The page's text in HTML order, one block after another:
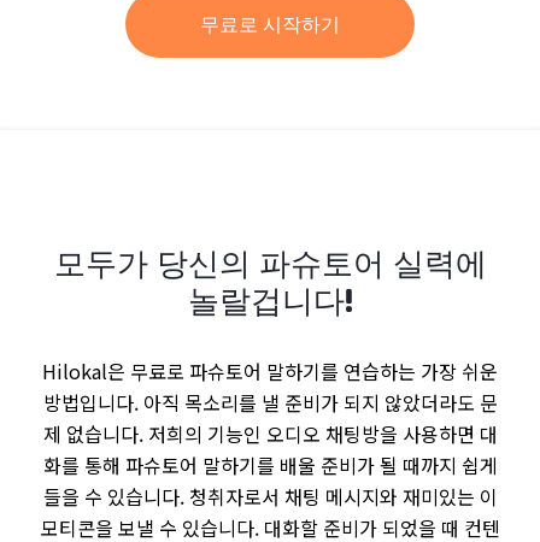
무료로 시작하기
모두가 당신의 파슈토어 실력에
놀랄겁니다!
Hilokal은 무료로 파슈토어 말하기를 연습하는 가장 쉬운
방법입니다. 아직 목소리를 낼 준비가 되지 않았더라도 문
제 없습니다. 저희의 기능인 오디오 채팅방을 사용하면 대
화를 통해 파슈토어 말하기를 배울 준비가 될 때까지 쉽게
들을 수 있습니다. 청취자로서 채팅 메시지와 재미있는 이
모티콘을 보낼 수 있습니다. 대화할 준비가 되었을 때 컨텐